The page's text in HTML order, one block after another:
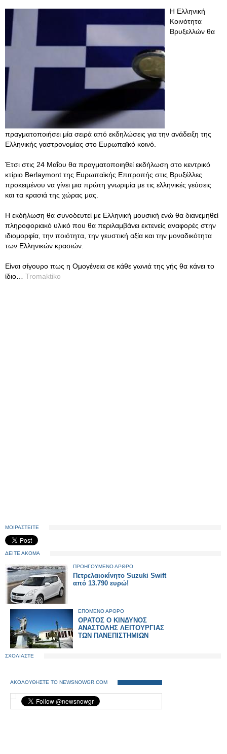
H Ελληνική
Κοινότητα
Βρυξελλών θα
πραγματοποιήσει μία σειρά από εκδηλώσεις για την ανάδειξη της
Ελληνικής γαστρονομίας στο Ευρωπαϊκό κοινό.
Έτσι στις 24 Μαΐου θα πραγματοποιηθεί εκδήλωση στο κεντρικό
κτίριο Berlaymont της Ευρωπαϊκής Επιτροπής στις Βρυξέλλες
προκειμένου να γίνει μια πρώτη γνωριμία με τις ελληνικές γεύσεις
και τα κρασιά της χώρας μας.
Η εκδήλωση θα συνοδευτεί με Ελληνική μουσική ενώ θα διανεμηθεί
πληροφοριακό υλικό που θα περιλαμβάνει εκτενείς αναφορές στην
ιδιομορφία, την ποιότητα, την γευστική αξία και την μοναδικότητα
των Ελληνικών κρασιών.
Eίναι σίγουρο πως η Ομογένεια σε κάθε γωνιά της γής θα κάνει το
ίδιο… Tromaktiko
ΜΟΙΡΑΣΤΕΙΤΕ
ΔΕΙΤΕ ΑΚΟΜΑ
ΠΡΟΗΓΟΥΜΕΝΟ ΑΡΘΡΟ
Πετρελαιοκίνητο Suzuki Swift
από 13.790 ευρώ!
ΕΠΟΜΕΝΟ ΑΡΘΡΟ
ΟΡΑΤΟΣ Ο ΚΙΝΔΥΝΟΣ
ΑΝΑΣΤΟΛΗΣ ΛΕΙΤΟΥΡΓΙΑΣ
ΤΩΝ ΠΑΝΕΠΙΣΤΗΜΙΩΝ
ΣΧΟΛΙΑΣΤΕ
ΑΚΟΛΟΥΘΗΣΤΕ ΤΟ NEWSNOWGR.COM